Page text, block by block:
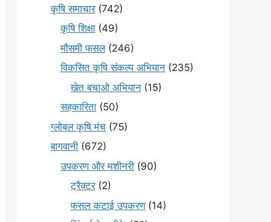
कृषि समाचार(742)
कृषि शिक्षा (49)
मौसमी फसल(246)
विकसित कृषि संकल्प अभियान (235)
खेत बचाओ अभियान (15)
सहकारिता (50)
ग्लोबल कृषि मंच (75)
बागवानी (672)
उपकरण और मशीनरी (90)
ट्रैक्टर(2)
फसल कटाई उपकरण(14)